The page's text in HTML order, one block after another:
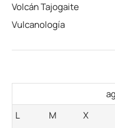
Volcán Tajogaite
Vulcanología
L
M X